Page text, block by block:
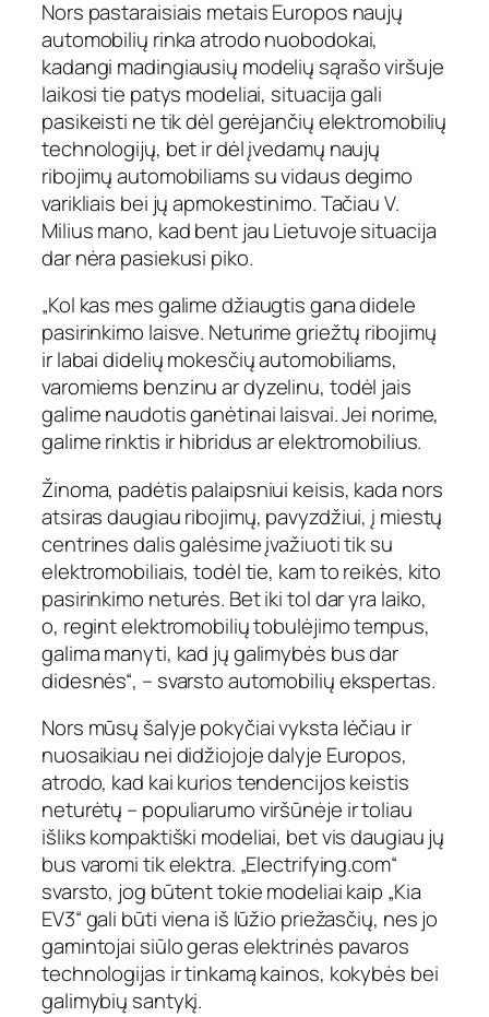
Nors pastaraisiais metais Europos naujų
automobilių rinka atrodo nuobodokai,
kadangi madingiausių modelių sąrašo viršuje
laikosi tie patys modeliai, situacija gali
pasikeisti ne tik dėl gerėjančių elektromobilių
technologijų, bet ir dėl įvedamų naujų
ribojimų automobiliams su vidaus degimo
varikliais bei jų apmokestinimo. Tačiau V.
Milius mano, kad bent jau Lietuvoje situacija
dar nėra pasiekusi piko.
„Kol kas mes galime džiaugtis gana didele
pasirinkimo laisve. Neturime griežtų ribojimų
ir labai didelių mokesčių automobiliams,
varomiems benzinu ar dyzelinu, todėl jais
galime naudotis ganėtinai laisvai. Jei norime,
galime rinktis ir hibridus ar elektromobilius.
Žinoma, padėtis palaipsniui keisis, kada nors
atsiras daugiau ribojimų, pavyzdžiui, į miestų
centrines dalis galėsime įvažiuoti tik su
elektromobiliais, todėl tie, kam to reikės, kito
pasirinkimo neturės. Bet iki tol dar yra laiko,
o, regint elektromobilių tobulėjimo tempus,
galima manyti, kad jų galimybės bus dar
didesnės“, – svarsto automobilių ekspertas.
Nors mūsų šalyje pokyčiai vyksta lėčiau ir
nuosaikiau nei didžiojoje dalyje Europos,
atrodo, kad kai kurios tendencijos keistis
neturėtų – populiarumo viršūnėje ir toliau
išliks kompaktiški modeliai, bet vis daugiau jų
bus varomi tik elektra. „Electrifying.com“
svarsto, jog būtent tokie modeliai kaip „Kia
EV3“ gali būti viena iš lūžio priežasčių, nes jo
gamintojai siūlo geras elektrinės pavaros
technologijas ir tinkamą kainos, kokybės bei
galimybių santykį.